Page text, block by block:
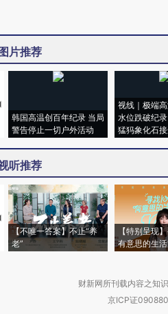
图片推荐
韩国高温创百年纪录 当局
警告停止一切户外活动
视线｜极端
水位跌破纪
猛犸象化石
听推荐
【不唯一答案】不止“养
老”
【特别呈现
有意思的生
财新网所刊载内容之知
京ICP证